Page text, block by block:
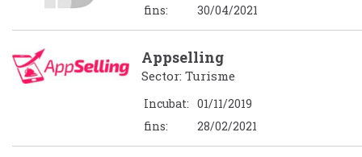
fins:
30/04/2021
Appselling
Sector: Turisme
Incubat: 01/11/2019
fins:
28/02/2021